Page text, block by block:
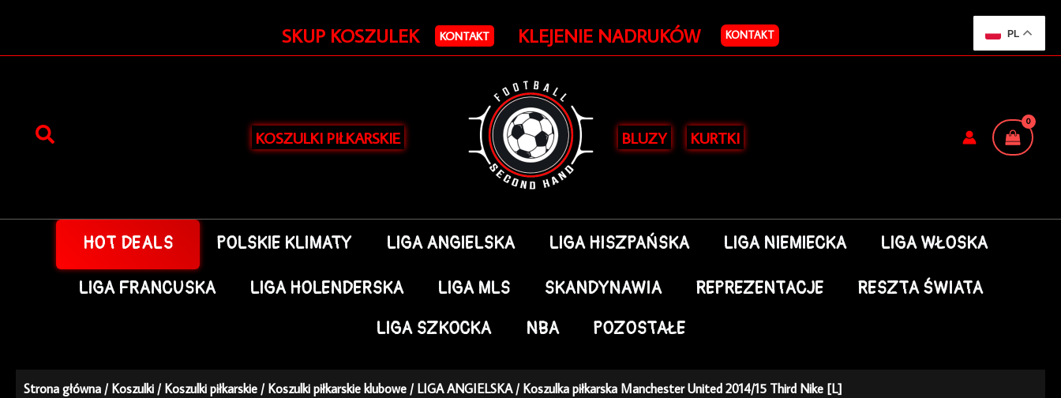
treści
SKUP KOSZULEK KONTAKT KLEJENIE NADRUKÓW KONTAKT
KOSZULKI PIŁKARSKIE BLUZY KURTKI
HOT DEALS POLSKIE KLIMATY LIGA ANGIELSKA LIGA HISZPAŃSKA LIGA NIEMIECKA LIGA WŁOSKA
LIGA FRANCUSKA LIGA HOLENDERSKA LIGA MLS SKANDYNAWIA REPREZENTACJE
RESZTA ŚWIATA
LIGA SZKOCKA
NBA POZOSTAŁE
Strona główna /Koszulki /Koszulki piłkarskie /Koszulki piłkarskie klubowe /LIGA ANGIELSKA/ Koszulka piłkarska Manchester United 2014/15 Third Nike [L]
PL